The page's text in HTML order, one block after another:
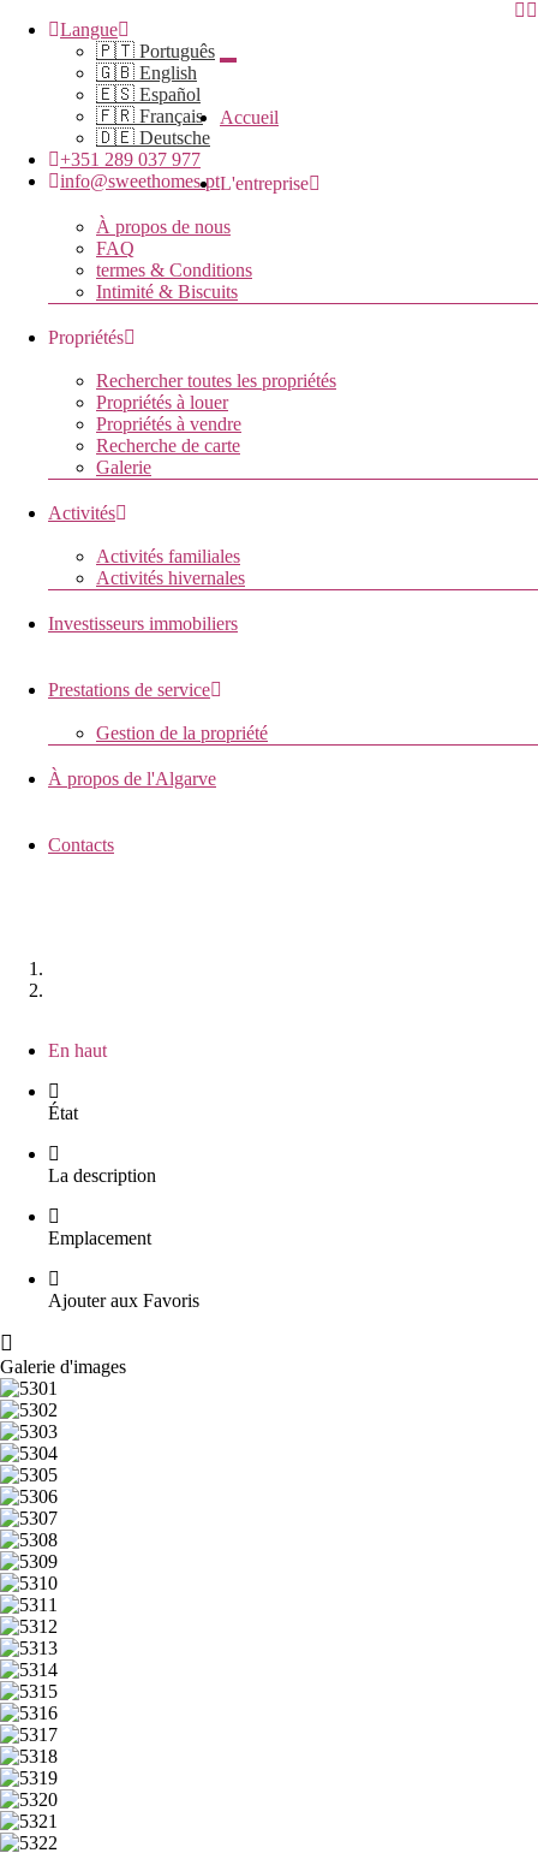
Langue
🇵🇹 Português
🇬🇧 English
🇪🇸 Español
🇫🇷 Français
🇩🇪 Deutsche
+351 289 037 977
info@sweethomes.pt
Accueil
L'entreprise
À propos de nous
FAQ
termes & Conditions
Intimité & Biscuits
Propriétés
Rechercher toutes les propriétés
Propriétés à louer
Propriétés à vendre
Recherche de carte
Galerie
Activités
Activités familiales
Activités hivernales
Investisseurs immobiliers
Prestations de service
Gestion de la propriété
À propos de l'Algarve
Contacts
En haut
État
La description
Emplacement
Ajouter aux Favoris
Galerie d'images